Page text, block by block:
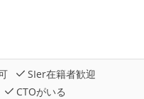
SIer在籍者歓迎
CTOがいる